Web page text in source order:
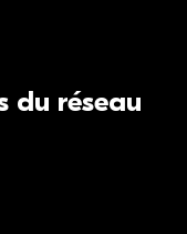
du réseau